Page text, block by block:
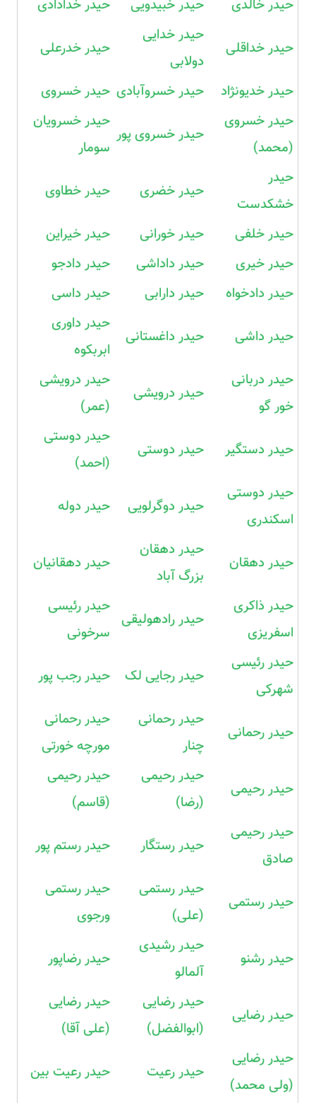
حیدر خالدی حیدر خبیدویی حیدر خدادادی
حیدر خداقلی
حیدر خدایی
دولابی
حیدر خدرعلی
حیدر خدیونژاد حیدر خسروآبادی حیدر خسروی
حیدر خسروی
(محمد)
حیدر خسروی پور
حیدر خسرویان
سومار
حیدر
خشکدست
حیدر خضری حیدر خطاوی
حیدر خلفی حیدر خورانی
حیدر خیراین
حیدر خیری
حیدر داداشی
حیدر دادجو
حیدر دادخواه
حیدر دارابی حیدر داسی
حیدر داشی حیدر داغستانی
حیدر داوری
ابربکوه
حیدر دربانی
خور گو
حیدر درویشی
حیدر درویشی
(عمر)
حیدر دستگیر حیدر دوستی
حیدر دوستی
(احمد)
حیدر دوستی
اسکندری
حیدر دوگرلویی حیدر دوله
حیدر دهقان
حیدر دهقان
بزرگ آباد
حیدر دهقانیان
حیدر ذاکری
اسفریزی
حیدر رادهولیقی
حیدر رئیسی
سرخونی
حیدر رئیسی
شهرکی
حیدر رجایی لک حیدر رجب پور
حیدر رحمانی
حیدر رحمانی
چنار
حیدر رحمانی
مورچه خورتی
حیدر رحیمی
حیدر رحیمی
(رضا)
حیدر رحیمی
(قاسم)
حیدر رحیمی
صادق
حیدر رستگار حیدر رستم پور
حیدر رستمی
حیدر رستمی
(علی)
حیدر رستمی
ورجوی
حیدر رشنو
حیدر رشیدی
آلمالو
حیدر رضاپور
حیدر رضایی
حیدر رضایی
(ابوالفضل)
حیدر رضایی
(علی آقا)
حیدر رضایی
(ولی محمد)
حیدر رعیت حیدر رعیت بین